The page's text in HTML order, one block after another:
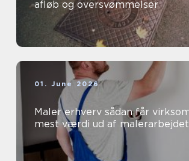
afløb og oversvømmelser
01. June 2026
Maler erhverv sådan får virksomheder
mest værdi ud af malerarbejdet